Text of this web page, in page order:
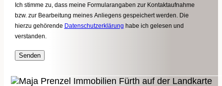
Ich stimme zu, dass meine Formularangaben zur Kontaktaufnahme
bzw. zur Bearbeitung meines Anliegens gespeichert werden. Die
hierzu gehörende Datenschutzerklärung habe ich gelesen und
verstanden.
Senden